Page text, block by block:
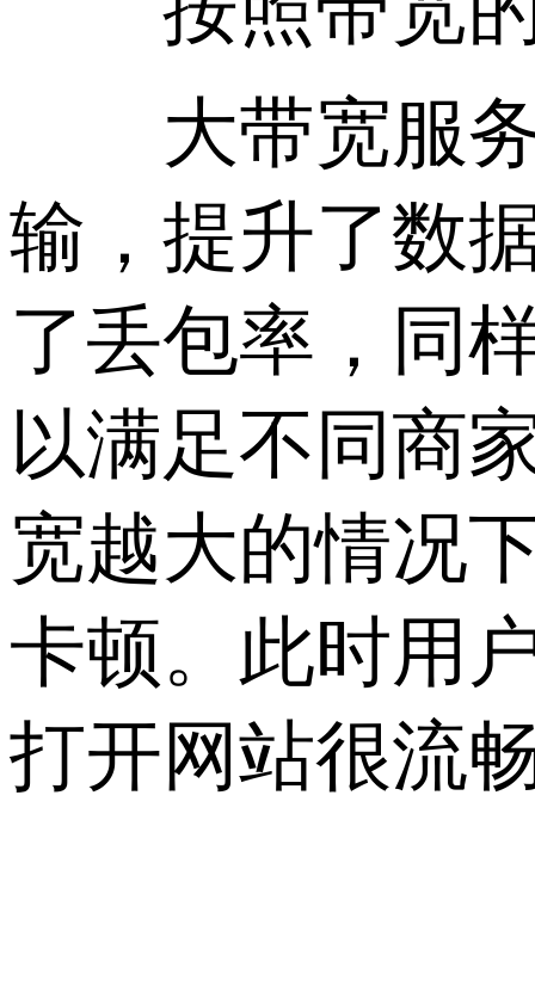
大带宽服务
输，提升了数
了丢包率，同
以满足不同商
宽越大的情况
卡顿。此时用
打开网站很流